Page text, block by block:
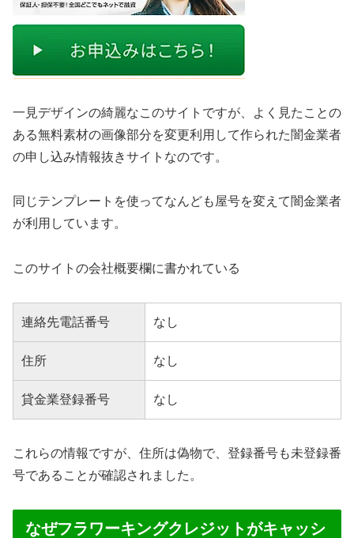
一見デザインの綺麗なこのサイトですが、よく見たことの
ある無料素材の画像部分を変更利用して作られた闇金業者
の申し込み情報抜きサイトなのです。
同じテンプレートを使ってなんども屋号を変えて闇金業者
が利用しています。
このサイトの会社概要欄に書かれている
連絡先電話番号 なし
住所 なし
貸金業登録番号 なし
これらの情報ですが、住所は偽物で、登録番号も未登録番
号であることが確認されました。
なぜフラワーキングクレジットがキャッシ